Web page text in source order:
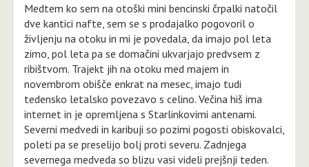
Medtem ko sem na otoški mini bencinski črpalki natočil
dve kantici nafte, sem se s prodajalko pogovoril o
življenju na otoku in mi je povedala, da imajo pol leta
zimo, pol leta pa se domačini ukvarjajo predvsem z
ribištvom. Trajekt jih na otoku med majem in
novembrom obišče enkrat na mesec, imajo tudi
tedensko letalsko povezavo s celino. Večina hiš ima
internet in je opremljena s Starlinkovimi antenami.
Severni medvedi in karibuji so pozimi pogosti obiskovalci,
poleti pa se preselijo bolj proti severu. Zadnjega
severnega medveda so blizu vasi videli prejšnji teden.